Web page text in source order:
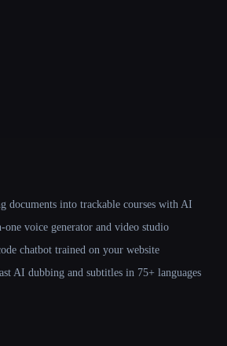
documents into trackable courses with AI
voice generator and video studio
chatbot trained on your website
AI dubbing and subtitles in 75+ languages